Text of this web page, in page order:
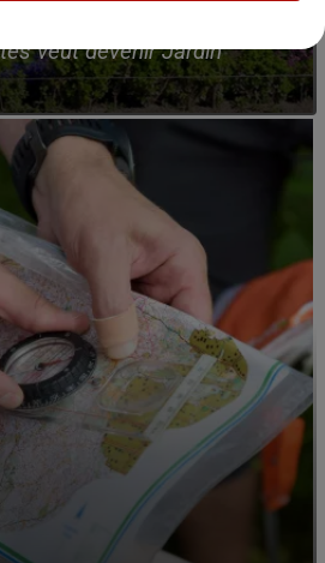
veut devenir Jardin